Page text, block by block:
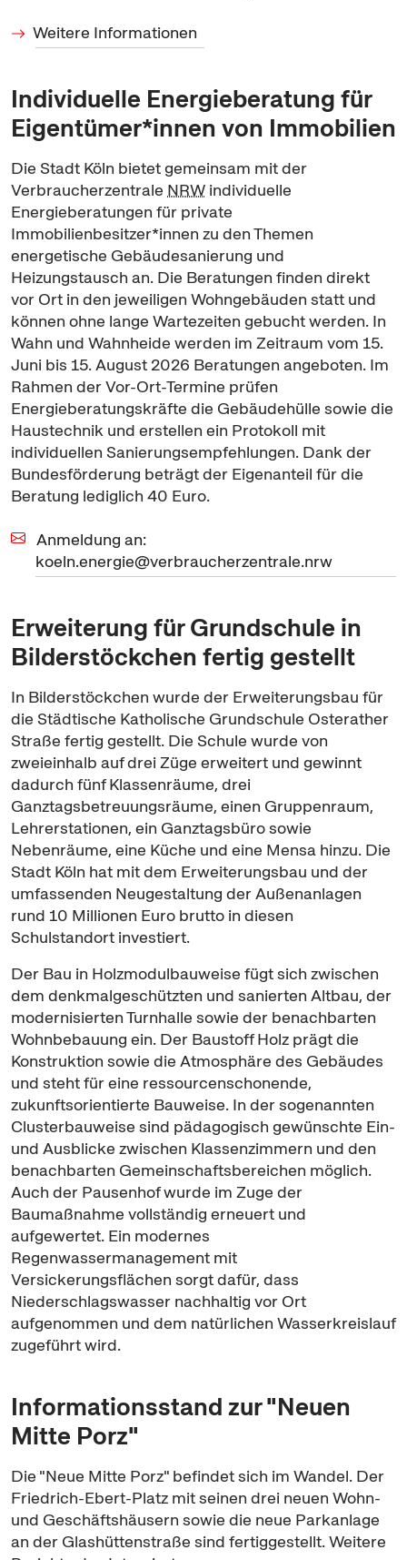
Weitere Informationen
Individuelle Energieberatung für
Eigentümer*innen von Immobilien
Die Stadt Köln bietet gemeinsam mit der
Verbraucherzentrale NRW individuelle
Energieberatungen für private
Immobilienbesitzer*innen zu den Themen
energetische Gebäudesanierung und
Heizungstausch an. Die Beratungen finden direkt
vor Ort in den jeweiligen Wohngebäuden statt und
können ohne lange Wartezeiten gebucht werden. In
Wahn und Wahnheide werden im Zeitraum vom 15.
Juni bis 15. August 2026 Beratungen angeboten. Im
Rahmen der Vor-Ort-Termine prüfen
Energieberatungskräfte die Gebäudehülle sowie die
Haustechnik und erstellen ein Protokoll mit
individuellen Sanierungsempfehlungen. Dank der
Bundesförderung beträgt der Eigenanteil für die
Beratung lediglich 40 Euro.
Anmeldung an:
koeln.energie@verbraucherzentrale.nrw
Erweiterung für Grundschule in
Bilderstöckchen fertig gestellt
In Bilderstöckchen wurde der Erweiterungsbau für
die Städtische Katholische Grundschule Osterather
Straße fertig gestellt. Die Schule wurde von
zweieinhalb auf drei Züge erweitert und gewinnt
dadurch fünf Klassenräume, drei
Ganztagsbetreuungsräume, einen Gruppenraum,
Lehrerstationen, ein Ganztagsbüro sowie
Nebenräume, eine Küche und eine Mensa hinzu. Die
Stadt Köln hat mit dem Erweiterungsbau und der
umfassenden Neugestaltung der Außenanlagen
rund 10 Millionen Euro brutto in diesen
Schulstandort investiert.
Der Bau in Holzmodulbauweise fügt sich zwischen
dem denkmalgeschützten und sanierten Altbau, der
modernisierten Turnhalle sowie der benachbarten
Wohnbebauung ein. Der Baustoff Holz prägt die
Konstruktion sowie die Atmosphäre des Gebäudes
und steht für eine ressourcenschonende,
zukunftsorientierte Bauweise. In der sogenannten
Clusterbauweise sind pädagogisch gewünschte Ein-
und Ausblicke zwischen Klassenzimmern und den
benachbarten Gemeinschaftsbereichen möglich.
Auch der Pausenhof wurde im Zuge der
Baumaßnahme vollständig erneuert und
aufgewertet. Ein modernes
Regenwassermanagement mit
Versickerungsflächen sorgt dafür, dass
Niederschlagswasser nachhaltig vor Ort
aufgenommen und dem natürlichen Wasserkreislauf
zugeführt wird.
Informationsstand zur "Neuen
Mitte Porz"
Die "Neue Mitte Porz" befindet sich im Wandel. Der
Friedrich-Ebert-Platz mit seinen drei neuen Wohn-
und Geschäftshäusern sowie die neue Parkanlage
an der Glashüttenstraße sind fertiggestellt. Weitere